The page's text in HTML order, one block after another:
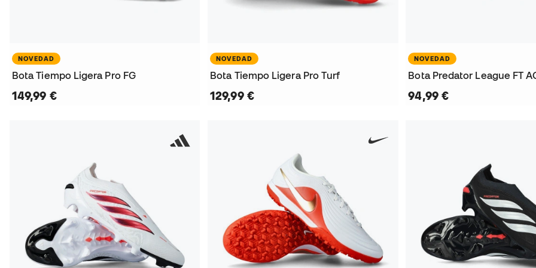
NOVEDAD
Bota Tiempo Ligera Pro FG
149,99 €
NOVEDAD
Bota Tiempo Ligera Pro Turf
129,99 €
NOVEDAD
Bota Predator League FT
94,99 €